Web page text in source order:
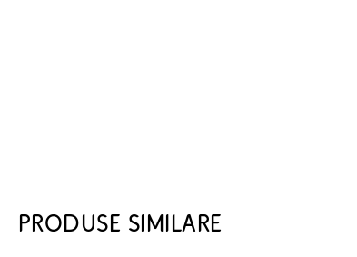
PRODUSE SIMILARE